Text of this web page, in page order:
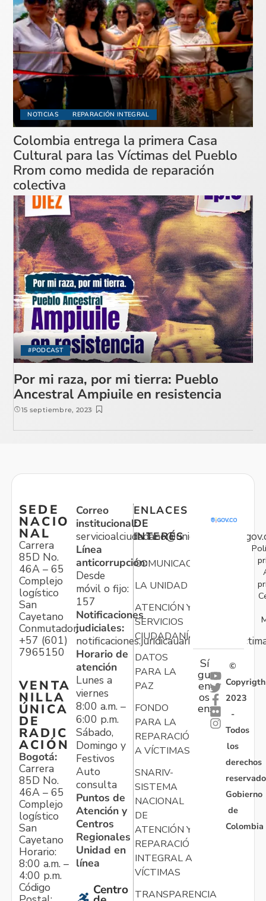
NOTICIAS REPARACIÓN INTEGRAL
Colombia entrega la primera Casa
Cultural para las Víctimas del Pueblo
Rrom como medida de reparación
colectiva
#PODCAST
Por mi raza, por mi tierra: Pueblo
Ancestral Ampiuile en resistencia
15 septiembre, 2023
SEDE
NACIO
NAL
Carrera
85D No.
46A – 65
Complejo
logístico
San
Cayetano
Conmutador:
+57 (601)
7965150
VENTA
NILLA
ÚNICA
DE
RADIC
ACIÓN
Bogotá:
Carrera
85D No.
46A – 65
Complejo
logístico
San
Cayetano
Horario:
8:00 a.m. –
4:00 p.m.
Código
Correo
institucional:
Línea
anticorrupción:
Desde
móvil o fijo:
157
Notificaciones
judiciales:
Horario de
atención
Lunes a
viernes
8:00 a.m. –
6:00 p.m.
Sábado,
Domingo y
Festivos
Auto
consulta
Puntos de
Atención y
Centros
Regionales
Unidad en
línea
Centro
ENLACES
DE
INTERÉS
COMUNICACIONES
LA UNIDAD
ATENCIÓN Y
SERVICIOS
CIUDADANÍA
DATOS
PARA LA
PAZ
FONDO
PARA LA
REPARACIÓN
A VÍCTIMAS
SNARIV-
SISTEMA
NACIONAL
DE
ATENCIÓN Y
REPARACIÓN
INTEGRAL A
VÍCTIMAS
TRANSPARENCIA
Sí
gu
en
os
en:
©
Copyrigth
2023
-
Todos
los
derechos
Gobierno
de
Colombia